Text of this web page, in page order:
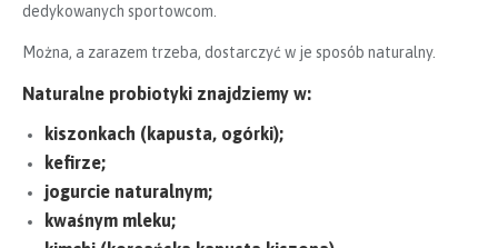
dedykowanych sportowcom.
Można, a zarazem trzeba, dostarczyć w je sposób naturalny.
Naturalne probiotyki znajdziemy w:
kiszonkach (kapusta, ogórki);
kefirze;
jogurcie naturalnym;
kwaśnym mleku;